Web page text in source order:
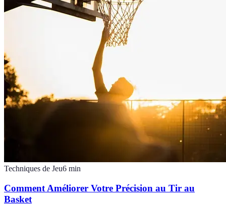
Techniques de Jeu6 min
Comment Améliorer Votre Précision au Tir au
Basket